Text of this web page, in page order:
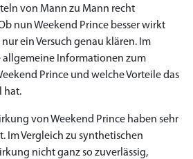
von Mann zu Mann recht
nun Weekend Prince besser wirkt
ein Versuch genau klären. Im
allgemeine Informationen zum
Prince und welche Vorteile das
hat.
von Weekend Prince haben sehr
Im Vergleich zu synthetischen
nicht ganz so zuverlässig,